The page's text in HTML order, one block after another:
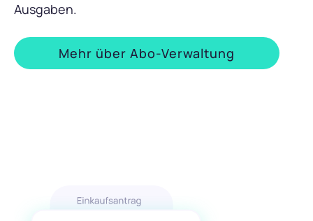
Ausgaben.
Mehr über Abo-Verwaltung